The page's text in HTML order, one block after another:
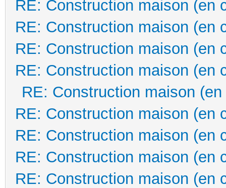
RE: Construction maison (en
RE: Construction maison (en
RE: Construction maison (en
RE: Construction maison (en
RE: Construction maison
RE: Construction maison (en
RE: Construction maison (en
RE: Construction maison (en
RE: Construction maison (en